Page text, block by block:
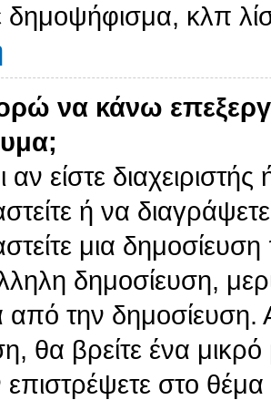
δημοψήφισμα, κλπ
να κάνω
αν είστε
ή να
μια
δημοσίευση,
από την δημοσίευση.
θα βρείτε ένα
στο